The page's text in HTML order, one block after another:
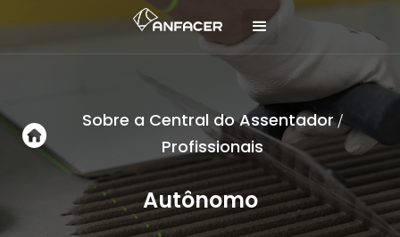
Sobre a Central do Assentador/
Profissionais
Autônomo